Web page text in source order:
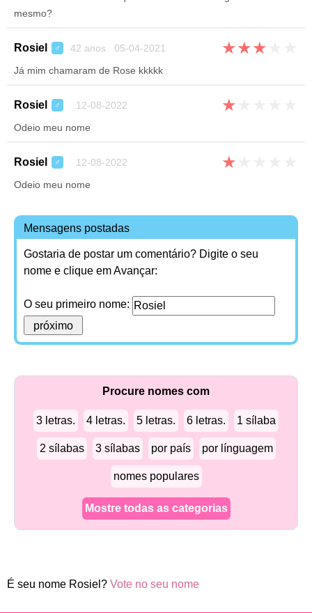
mesmo?
Rosiel ♂ 42 anos 05-04-2021 ★★★
Já mim chamaram de Rose kkkkk
Rosiel ♂ 12-08-2022 ★
Odeio meu nome
Rosiel ♂ 12-08-2022 ★
Odeio meu nome
Mensagens postadas
Gostaria de postar um comentário? Digite o seu
nome e clique em Avançar:
O seu primeiro nome:
Procure nomes com
3 letras. 4 letras. 5 letras. 6 letras. 1 sílaba
2 sílabas 3 sílabas por país por línguagem
nomes populares
Mostre todas as categorias
É seu nome Rosiel? Vote no seu nome